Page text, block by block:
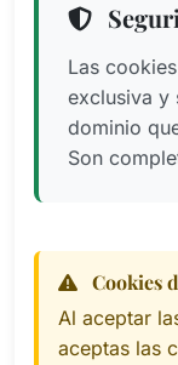
Las
exclusiva y
dominio
Son
Cookies
Al aceptar
aceptas las